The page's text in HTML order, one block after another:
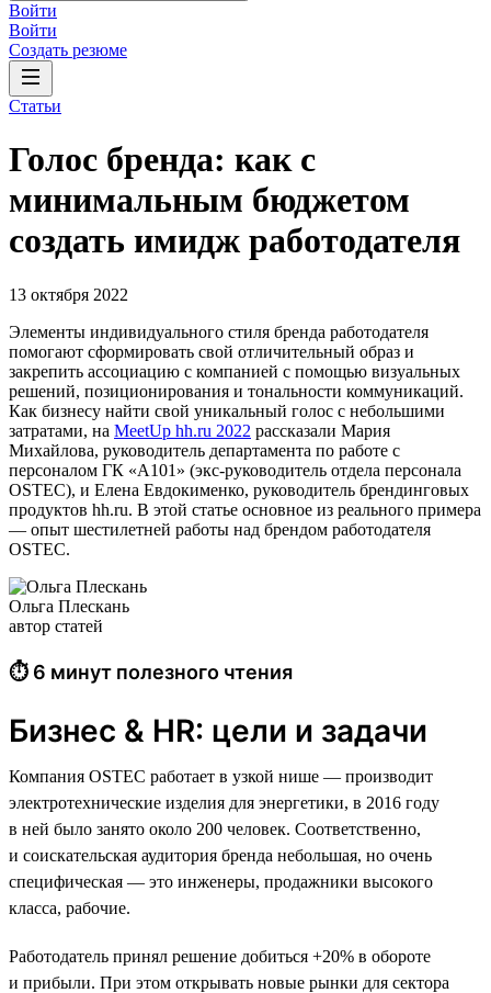
Войти
Войти
Создать резюме
Статьи
Голос бренда: как с
минимальным бюджетом
создать имидж работодателя
13 октября 2022
Элементы индивидуального стиля бренда работодателя
помогают сформировать свой отличительный образ и
закрепить ассоциацию с компанией с помощью визуальных
решений, позиционирования и тональности коммуникаций.
Как бизнесу найти свой уникальный голос с небольшими
затратами, на MeetUp hh.ru 2022 рассказали Мария
Михайлова, руководитель департамента по работе с
персоналом ГК «А101» (экс-руководитель отдела персонала
OSTEC), и Елена Евдокименко, руководитель брендинговых
продуктов hh.ru. В этой статье основное из реального примера
— опыт шестилетней работы над брендом работодателя
OSTEC.
Ольга Плескань
автор статей
⏱ 6 минут полезного чтения
Бизнес & HR: цели и задачи
Компания OSTEC работает в узкой нише — производит
электротехнические изделия для энергетики, в 2016 году
в ней было занято около 200 человек. Соответственно,
и соискательская аудитория бренда небольшая, но очень
специфическая — это инженеры, продажники высокого
класса, рабочие.
Работодатель принял решение добиться +20% в обороте
и прибыли. При этом открывать новые рынки для сектора